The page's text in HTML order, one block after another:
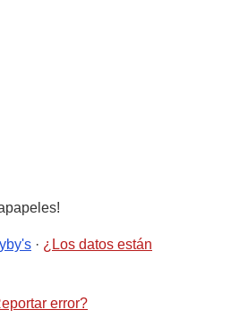
· ¿Los datos están
error?